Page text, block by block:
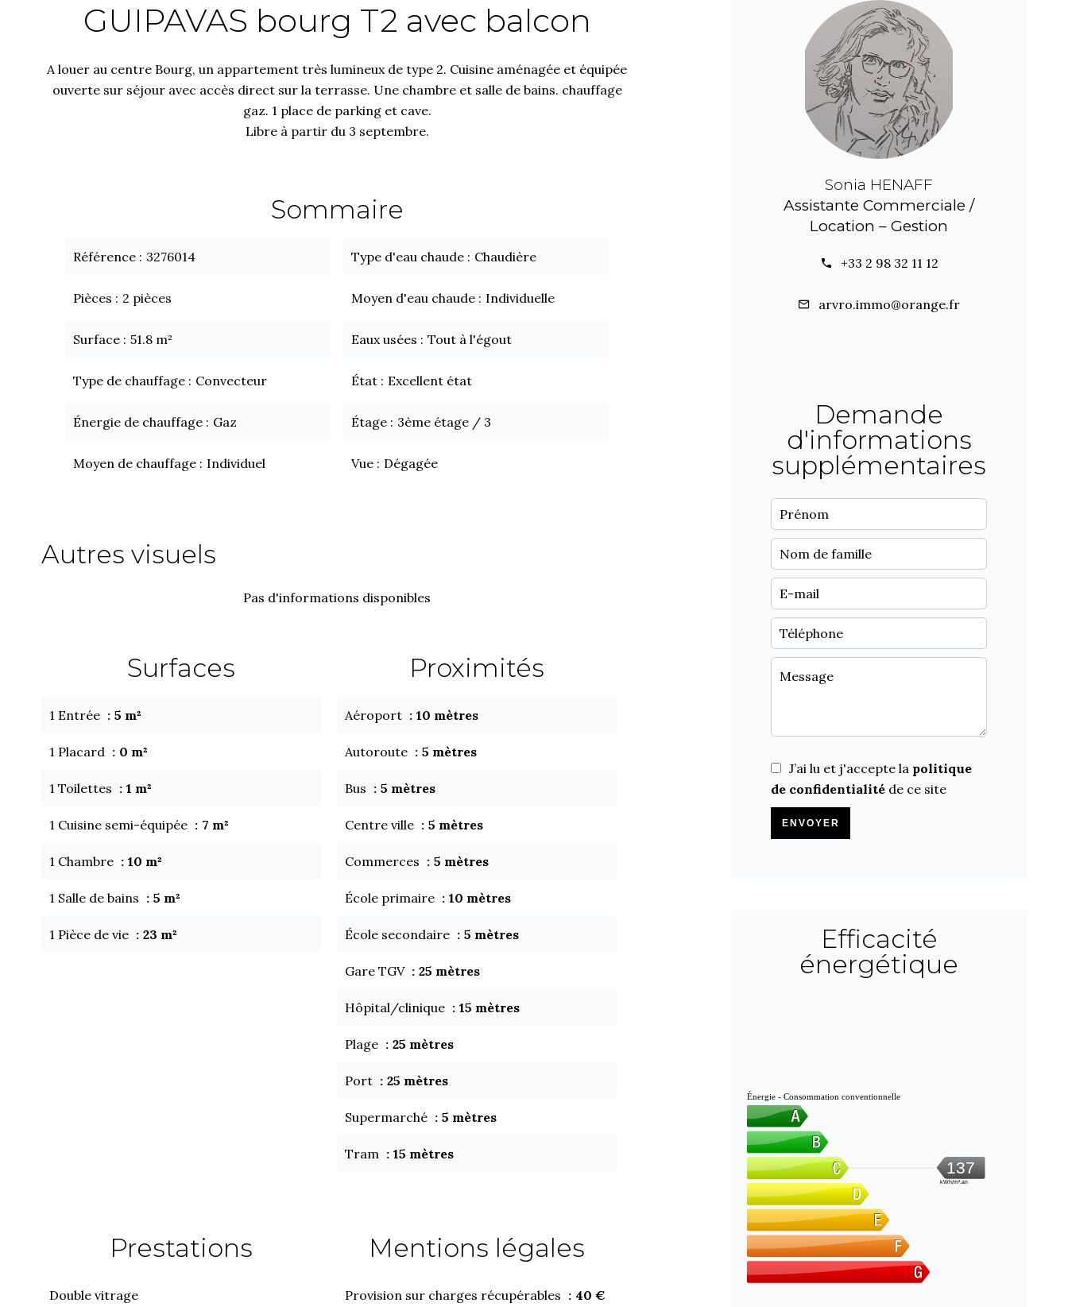
GUIPAVAS bourg T2 avec balcon
A louer au centre Bourg, un appartement très lumineux de type 2. Cuisine aménagée et équipée
ouverte sur séjour avec accès direct sur la terrasse. Une chambre et salle de bains. chauffage
gaz. 1 place de parking et cave.
Libre à partir du 3 septembre.
Sommaire
Référence 3276014
Pièces 2 pièces
Surface 51.8 m²
Type de chauffage Convecteur
Énergie de chauffage Gaz
Moyen de chauffage Individuel
Type d'eau chaude Chaudière
Moyen d'eau chaude Individuelle
Eaux usées Tout à l'égout
État Excellent état
Étage 3ème étage / 3
Vue Dégagée
Autres visuels
Pas d'informations disponibles
Surfaces
1 Entrée 5 m²
1 Placard 0 m²
1 Toilettes 1 m²
1 Cuisine semi-équipée 7 m²
1 Chambre 10 m²
1 Salle de bains 5 m²
1 Pièce de vie 23 m²
Proximités
Aéroport 10 mètres
Autoroute 5 mètres
Bus 5 mètres
Centre ville 5 mètres
Commerces 5 mètres
École primaire 10 mètres
École secondaire 5 mètres
Gare TGV 25 mètres
Hôpital/clinique 15 mètres
Plage 25 mètres
Port 25 mètres
Supermarché 5 mètres
Tram 15 mètres
Prestations
Double vitrage
Mentions légales
Provision sur charges récupérables
40 €
Sonia HENAFF
Assistante Commerciale /
Location – Gestion
+33 2 98 32 11 12
arvro.immo@orange.fr
Demande
d'informations
supplémentaires
J’ai lu et j'accepte la politique
de confidentialité de ce site
ENVOYER
Efficacité
énergétique
Énergie - Consommation conventionnelle
137
kWh/m².an